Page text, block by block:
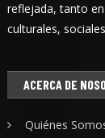
reflejada, tanto
culturales,
ACERCA DE
Quiénes